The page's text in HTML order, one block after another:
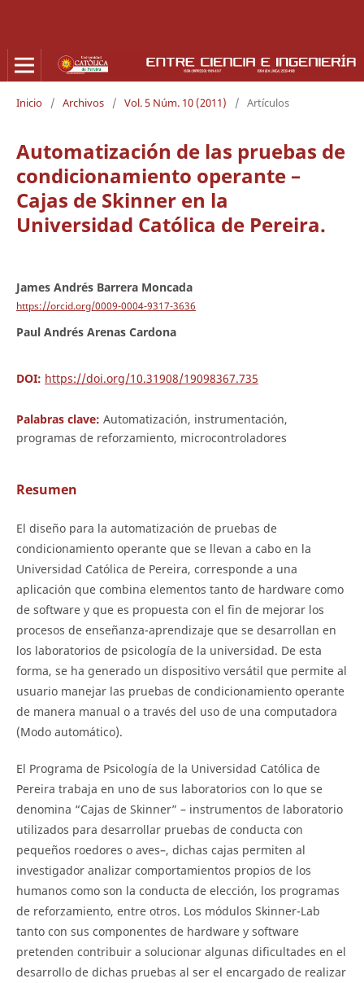
Inicio / Archivos / Vol. 5 Núm. 10 (2011) / Artículos
Automatización de las pruebas de
condicionamiento operante –
Cajas de Skinner en la
Universidad Católica de Pereira.
James Andrés Barrera Moncada
https://orcid.org/0009-0004-9317-3636
Paul Andrés Arenas Cardona
DOI: https://doi.org/10.31908/19098367.735
Palabras clave: Automatización, instrumentación,
programas de reforzamiento, microcontroladores
Resumen
El diseño para la automatización de pruebas de
condicionamiento operante que se llevan a cabo en la
Universidad Católica de Pereira, corresponde a una
aplicación que combina elementos tanto de hardware como
de software y que es propuesta con el fin de mejorar los
procesos de enseñanza-aprendizaje que se desarrollan en
los laboratorios de psicología de la universidad. De esta
forma, se ha generado un dispositivo versátil que permite al
usuario manejar las pruebas de condicionamiento operante
de manera manual o a través del uso de una computadora
(Modo automático).
El Programa de Psicología de la Universidad Católica de
Pereira trabaja en uno de sus laboratorios con lo que se
denomina “Cajas de Skinner” – instrumentos de laboratorio
utilizados para desarrollar pruebas de conducta con
pequeños roedores o aves–, dichas cajas permiten al
investigador analizar comportamientos propios de los
humanos como son la conducta de elección, los programas
de reforzamiento, entre otros. Los módulos Skinner-Lab
tanto con sus componentes de hardware y software
pretenden contribuir a solucionar algunas dificultades en el
desarrollo de dichas pruebas al ser el encargado de realizar